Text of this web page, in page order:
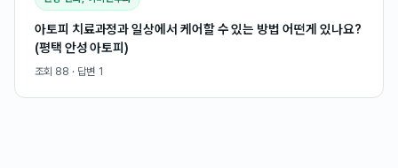
아토피 치료과정과 일상에서 케어할 수 있는 방법 어떤게 있나요?
(평택 안성 아토피)
조회 88 · 답변 1